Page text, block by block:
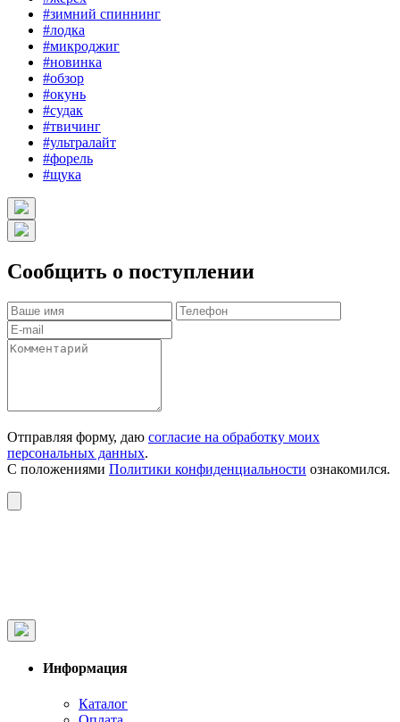
#зимний спиннинг
#лодка
#микроджиг
#новинка
#обзор
#окунь
#судак
#твичинг
#ультралайт
#форель
#щука
Сообщить о поступлении
Отправляя форму, даю согласие на обработку моих
персональных данных.
С положениями Политики конфиденциальности ознакомился.
Информация
Каталог